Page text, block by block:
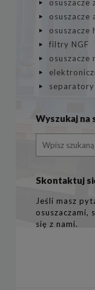
osuszacze
osuszacze
osuszacze
filtry NGF
osuszacze
Wyszukaj na
Skontaktuj
Jeśli masz
osuszaczami,
się z nami.